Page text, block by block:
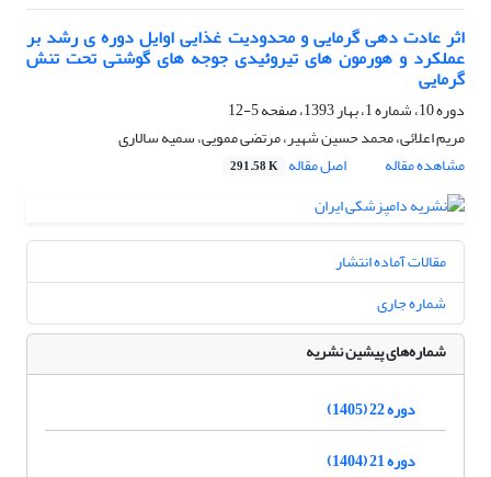
اثر عادت دهی گرمایی و محدودیت غذایی اوایل دوره ی رشد بر
عملکرد و هورمون های تیروئیدی جوجه های گوشتی تحت تنش
گرمایی
دوره 10، شماره 1، بهار 1393، صفحه
5-12
مریم اعلائی، محمد حسین شهیر، مرتضی ممویی، سمیه سالاری
مشاهده مقاله
اصل مقاله 291.58 K
مقالات آماده انتشار
شماره جاری
شماره‌های پیشین نشریه
دوره 22 (1405)
دوره 21 (1404)